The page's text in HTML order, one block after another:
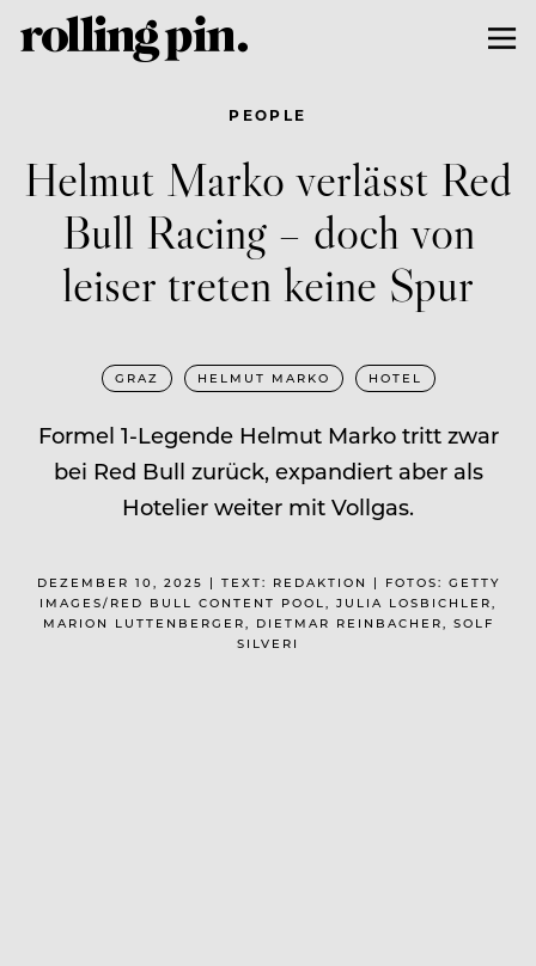
PEOPLE
Helmut Marko verlässt Red
Bull Racing – doch von
leiser treten keine Spur
GRAZ HELMUT MARKO HOTEL
Formel 1-Legende Helmut Marko tritt zwar
bei Red Bull zurück, expandiert aber als
Hotelier weiter mit Vollgas.
DEZEMBER 10, 2025 | TEXT: REDAKTION | FOTOS: GETTY
IMAGES/RED BULL CONTENT POOL, JULIA LOSBICHLER,
MARION LUTTENBERGER, DIETMAR REINBACHER, SOLF
SILVERI